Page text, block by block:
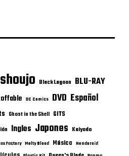
Black Lagoon BLU-RAY
DC Comics DVD Español
Ghost in the Shell GITS
Ingles Japones Kaiyodo
Factory Melty Blood Música Nendoroid